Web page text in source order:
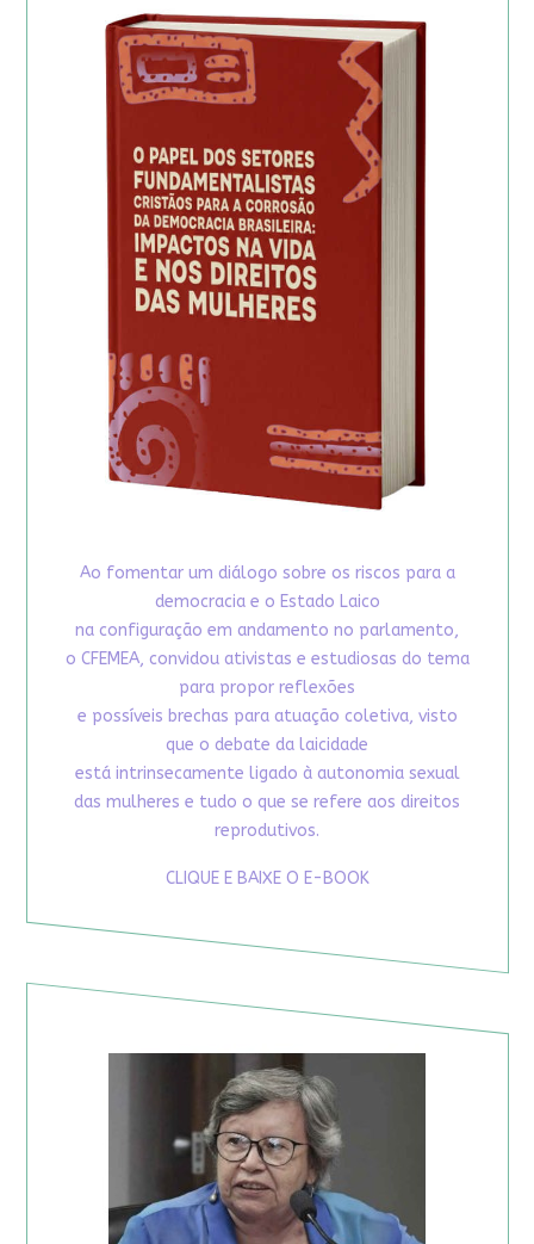
Ao fomentar um diálogo sobre os riscos para a
democracia e o Estado Laico
na configuração em andamento no parlamento,
o CFEMEA, convidou ativistas e estudiosas do tema
para propor reflexões
e possíveis brechas para atuação coletiva, visto
que o debate da laicidade
está intrinsecamente ligado à autonomia sexual
das mulheres e tudo o que se refere aos direitos
reprodutivos.
CLIQUE E BAIXE O E-BOOK